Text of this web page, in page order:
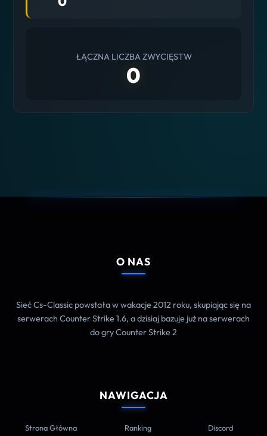
ŁĄCZNA LICZBA ZWYCIĘSTW
0
O NAS
Sieć Cs-Classic powstała w wakacje 2012 roku, skupiając się na
serwerach Counter Strike 1.6, a dzisiaj bazuje już na serwerach
do gry Counter Strike 2
NAWIGACJA
Strona Główna
Ranking
Discord